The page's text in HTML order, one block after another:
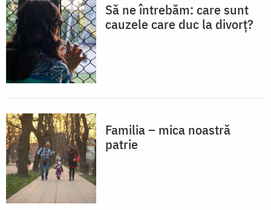
Să ne întrebăm: care sunt
cauzele care duc la divorț?
Familia – mica noastră
patrie